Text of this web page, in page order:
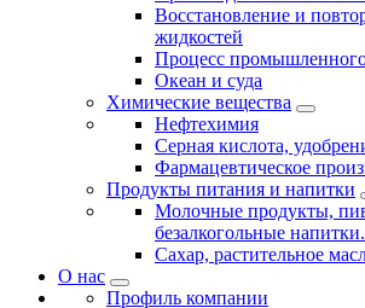
Восстановление и
жидкостей
Процесс
Океан и суда
Химические вещества
Нефтехимия
Серная кислота,
Фармацевтическое
Продукты питания и напитки
Молочные продукты,
безалкогольные напитки.
Сахар, растительное
О нас
Профиль компании